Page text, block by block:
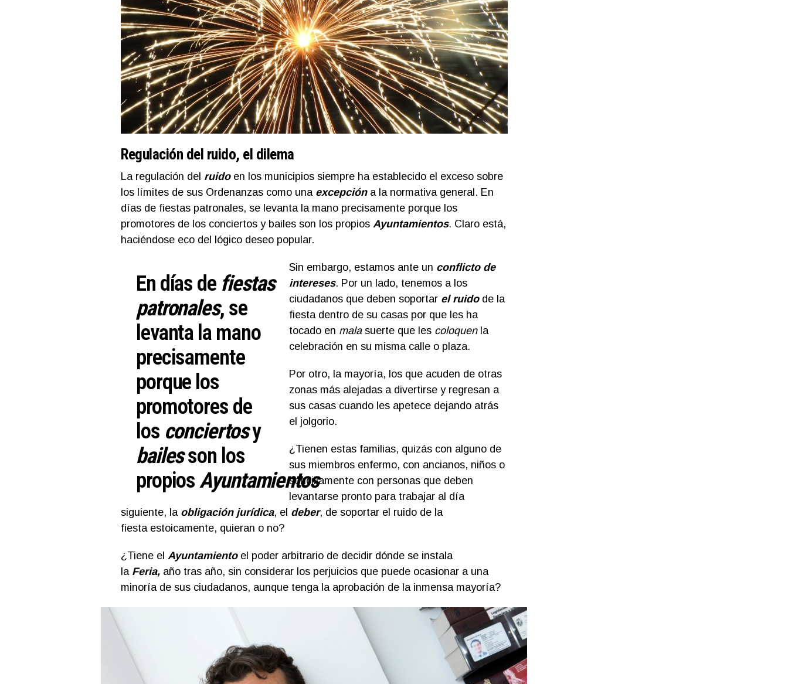
Regulación del ruido, el dilema
La regulación del ruidoen los municipios siempre ha establecido el exceso sobre
los límites de sus Ordenanzas como una excepcióna la normativa general. En
días de fiestas patronales, se levanta la mano precisamente porque los
promotores de los conciertos y bailes son los propios Ayuntamientos. Claro está,
haciéndose eco del lógico deseo popular.
En días de fiestas
patronales, se
levanta la mano
precisamente
porque los
promotores de
los conciertosy
bailesson los
propiosAyuntamientos
Sin embargo, estamos ante un conflicto de
intereses. Por un lado, tenemos a los
ciudadanos que deben soportar el ruido de la
fiesta dentro de su casas por que les ha
tocado en malasuerte que les coloquenla
celebración en su misma calle o plaza.
Por otro, la mayoría, los que acuden de otras
zonas más alejadas a divertirse y regresan a
sus casas cuando les apetece dejando atrás
el jolgorio.
¿Tienen estas familias, quizás con alguno de
sus miembros enfermo, con ancianos, niños o
sencillamente con personas que deben
levantarse pronto para trabajar al día
siguiente, la obligación jurídica, el deber, de soportar el ruido de la
fiesta estoicamente, quieran o no?
¿Tiene el Ayuntamientoel poder arbitrario de decidir dónde se instala
la Feria,año tras año, sin considerar los perjuicios que puede ocasionar a una
minoría de sus ciudadanos, aunque tenga la aprobación de la inmensa mayoría?